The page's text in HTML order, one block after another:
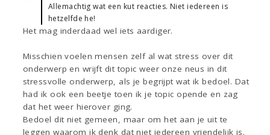
Allemachtig wat een kut reacties. Niet iedereen is
hetzelfde he!
Het mag inderdaad wel iets aardiger.
Misschien voelen mensen zelf al wat stress over dit
onderwerp en wrijft dit topic weer onze neus in dit
stressvolle onderwerp, als je begrijpt wat ik bedoel. Dat
had ik ook een beetje toen ik je topic opende en zag
dat het weer hierover ging.
Bedoel dit niet gemeen, maar om het aan je uit te
leggen waarom ik denk dat niet iedereen vriendelijk is.